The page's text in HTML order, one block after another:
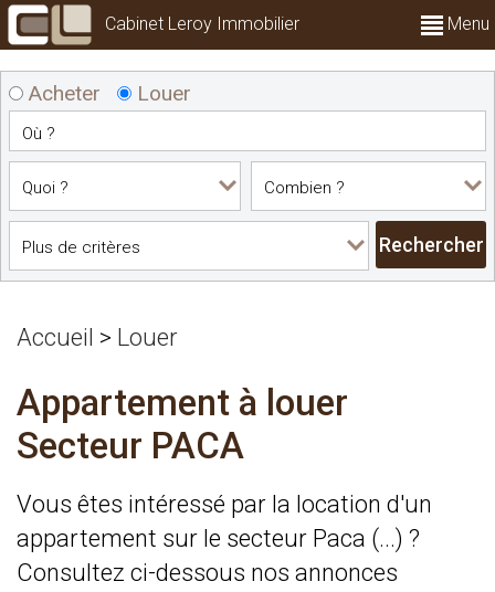
Cabinet Leroy Immobilier Menu
Acheter Louer
Accueil > Louer
Appartement à louer
Secteur PACA
Vous êtes intéressé par la location d'un
appartement sur le secteur Paca (...) ?
Consultez ci-dessous nos annonces